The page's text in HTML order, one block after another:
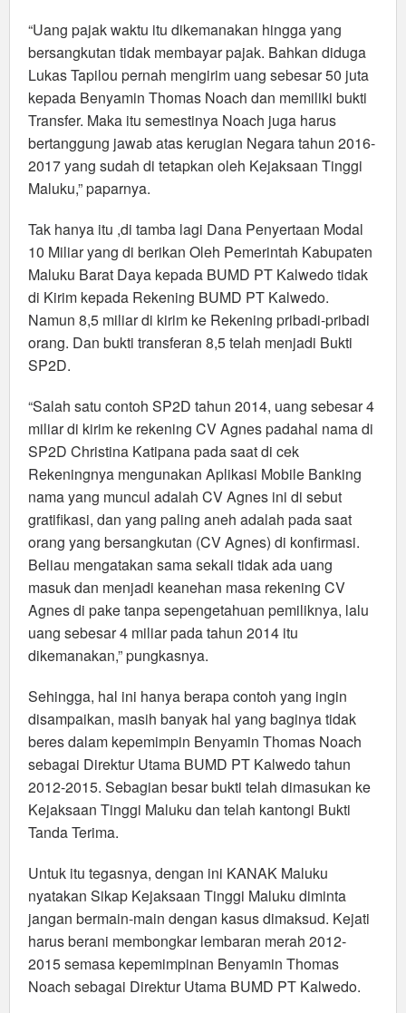
“Uang pajak waktu itu dikemanakan hingga yang
bersangkutan tidak membayar pajak. Bahkan diduga
Lukas Tapilou pernah mengirim uang sebesar 50 juta
kepada Benyamin Thomas Noach dan memiliki bukti
Transfer. Maka itu semestinya Noach juga harus
bertanggung jawab atas kerugian Negara tahun 2016-
2017 yang sudah di tetapkan oleh Kejaksaan Tinggi
Maluku,” paparnya.
Tak hanya itu ,di tamba lagi Dana Penyertaan Modal
10 Miliar yang di berikan Oleh Pemerintah Kabupaten
Maluku Barat Daya kepada BUMD PT Kalwedo tidak
di Kirim kepada Rekening BUMD PT Kalwedo.
Namun 8,5 miliar di kirim ke Rekening pribadi-pribadi
orang. Dan bukti transferan 8,5 telah menjadi Bukti
SP2D.
“Salah satu contoh SP2D tahun 2014, uang sebesar 4
miliar di kirim ke rekening CV Agnes padahal nama di
SP2D Christina Katipana pada saat di cek
Rekeningnya mengunakan Aplikasi Mobile Banking
nama yang muncul adalah CV Agnes ini di sebut
gratifikasi, dan yang paling aneh adalah pada saat
orang yang bersangkutan (CV Agnes) di konfirmasi.
Beliau mengatakan sama sekali tidak ada uang
masuk dan menjadi keanehan masa rekening CV
Agnes di pake tanpa sepengetahuan pemiliknya, lalu
uang sebesar 4 miliar pada tahun 2014 itu
dikemanakan,” pungkasnya.
Sehingga, hal ini hanya berapa contoh yang ingin
disampaikan, masih banyak hal yang baginya tidak
beres dalam kepemimpin Benyamin Thomas Noach
sebagai Direktur Utama BUMD PT Kalwedo tahun
2012-2015. Sebagian besar bukti telah dimasukan ke
Kejaksaan Tinggi Maluku dan telah kantongi Bukti
Tanda Terima.
Untuk itu tegasnya, dengan ini KANAK Maluku
nyatakan Sikap Kejaksaan Tinggi Maluku diminta
jangan bermain-main dengan kasus dimaksud. Kejati
harus berani membongkar lembaran merah 2012-
2015 semasa kepemimpinan Benyamin Thomas
Noach sebagai Direktur Utama BUMD PT Kalwedo.